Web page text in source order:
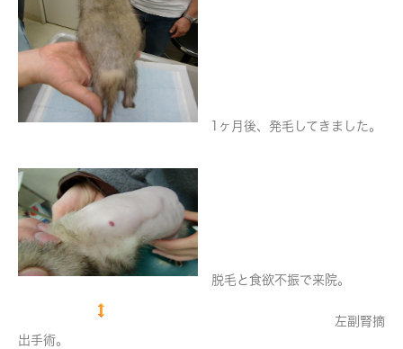
1ヶ月後、発毛してきました。
脱毛と食欲不振で来院。
左副腎摘
出手術。